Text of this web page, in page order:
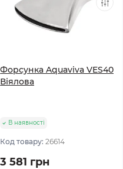
Форсунка Aquaviva VES40
Віялова
В наявності
Код товару: 26614
3 581 грн